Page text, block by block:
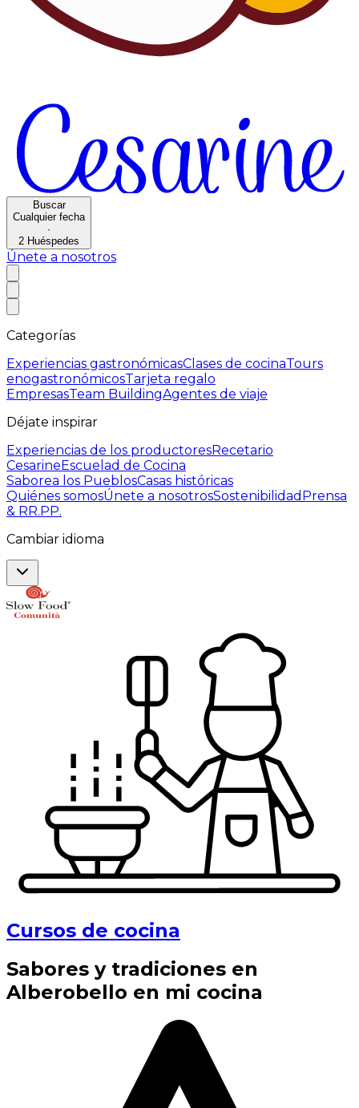
Buscar
Cualquier fecha
·
2 Huéspedes
Únete a nosotros
Categorías
Experiencias gastronómicasClases de cocinaTours
enogastronómicosTarjeta regalo
EmpresasTeam BuildingAgentes de viaje
Déjate inspirar
Experiencias de los productoresRecetario
CesarineEscuelad de Cocina
Saborea los PueblosCasas históricas
Quiénes somosÚnete a nosotrosSostenibilidad Prensa
& RR.PP.
Cambiar idioma
Cursos de cocina
Sabores y tradiciones en
Alberobello en mi cocina